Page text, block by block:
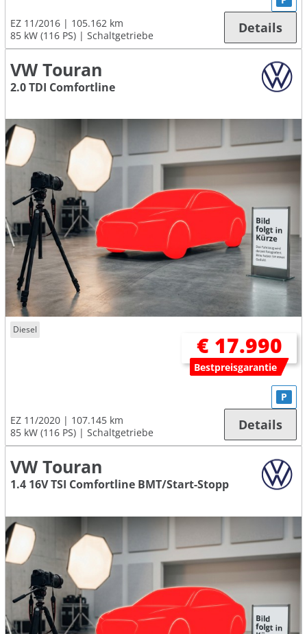
EZ 11/2016
105.162 km
85 kW (116 PS)
Schaltgetriebe Details
VW Touran
2.0 TDI Comfortline
Diesel
€ 17.990
Bestpreisgarantie
EZ 11/2020
107.145 km
85 kW (116 PS)
Schaltgetriebe
P
Details
VW Touran
1.4 16V TSI Comfortline BMT/Start-Stopp